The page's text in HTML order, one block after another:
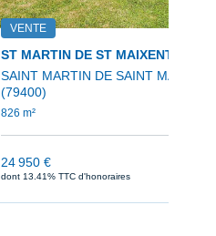
VENTE
ST MARTIN DE ST MAIXENT,
SAINT MARTIN DE SAINT MAIXENT
(79400)
826 m²
24 950 €
dont 13.41% TTC d'honoraires